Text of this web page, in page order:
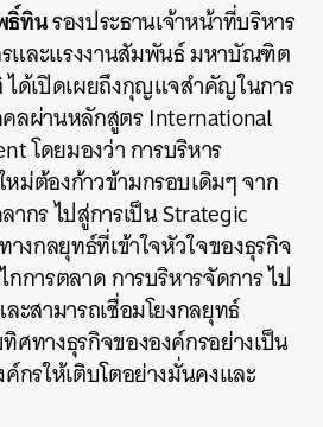
ธิ์ทินรองประธานเจ้าหน้าที่บริหาร
และแรงงานสัมพันธ์ มหาบัณฑิต
ด้เปิดเผยถึงกุญแจสำคัญในการ
ลผ่านหลักสูตร International
โดยมองว่า การบริหาร
ม่ต้องก้าวข้ามกรอบเดิมๆ จาก
กร ไปสู่การเป็น Strategic
งกลยุทธ์ที่เข้าใจหัวใจของธุรกิจ
การตลาด การบริหารจัดการ ไป
ะสามารถเชื่อมโยงกลยุทธ์
ศทางธุรกิจขององค์กรอย่างเป็น
กรให้เติบโตอย่างมั่นคงและ